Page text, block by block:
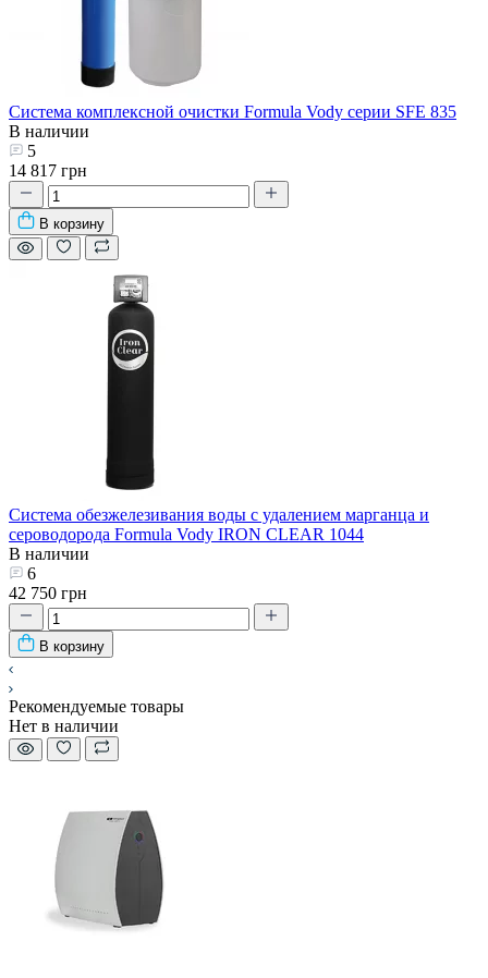
Система комплексной очистки Formula Vody серии SFE 835
В наличии
5
14 817 грн
В корзину
Система обезжелезивания воды с удалением марганца и
сероводорода Formula Vody IRON CLEAR 1044
В наличии
6
42 750 грн
В корзину
Рекомендуемые товары
Нет в наличии